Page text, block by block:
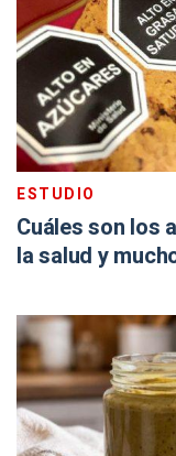
ESTUDIO
Cuáles son los
la salud y